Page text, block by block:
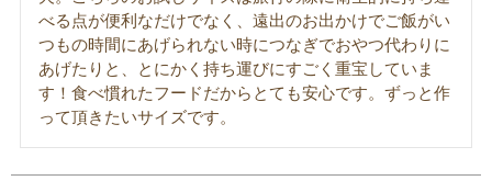
べる点が便利なだけでなく、遠出のお出かけでご飯がい
つもの時間にあげられない時につなぎでおやつ代わりに
あげたりと、とにかく持ち運びにすごく重宝していま
す！食べ慣れたフードだからとても安心です。ずっと作
って頂きたいサイズです。